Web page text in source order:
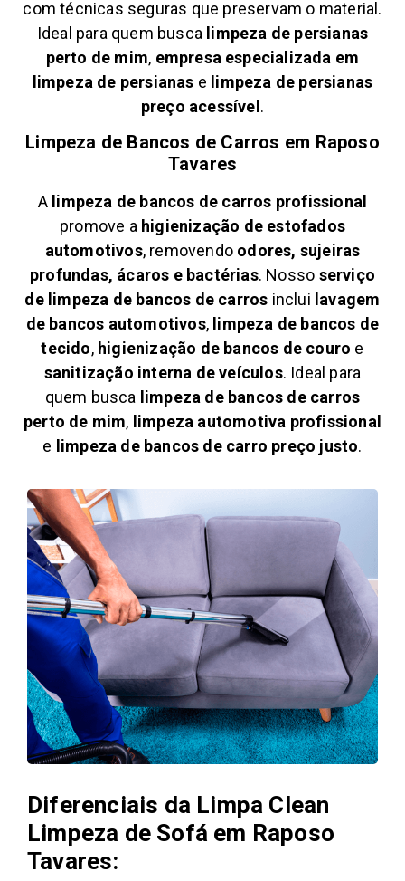
com técnicas seguras que preservam o material.
Ideal para quem busca limpeza de persianas
perto de mim, empresa especializada em
limpeza de persianas e limpeza de persianas
preço acessível.
Limpeza de Bancos de Carros em Raposo
Tavares
A limpeza de bancos de carros profissional
promove a higienização de estofados
automotivos, removendo odores, sujeiras
profundas, ácaros e bactérias. Nosso serviço
de limpeza de bancos de carros inclui lavagem
de bancos automotivos, limpeza de bancos de
tecido, higienização de bancos de couro e
sanitização interna de veículos. Ideal para
quem busca limpeza de bancos de carros
perto de mim, limpeza automotiva profissional
e limpeza de bancos de carro preço justo.
Diferenciais da Limpa Clean
Limpeza de Sofá em Raposo
Tavares: